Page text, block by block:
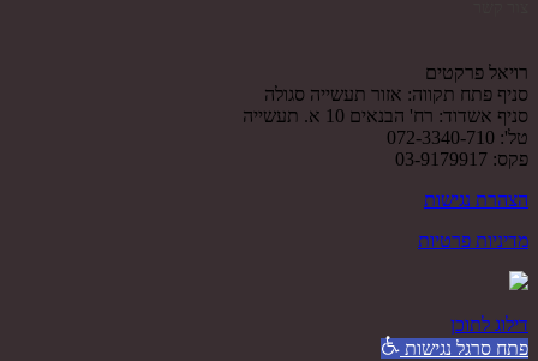
רויאל פרקטים
סניף פתח תקווה: אזור תעשייה סגולה
סניף אשדוד: רח' הבנאים 10 א. תעשייה
טל': 072-3340-710
פקס: 03-9179917
הצהרת נגישות
מדיניות פרטיות
דילוג לתוכן
פתח סרגל נגישות